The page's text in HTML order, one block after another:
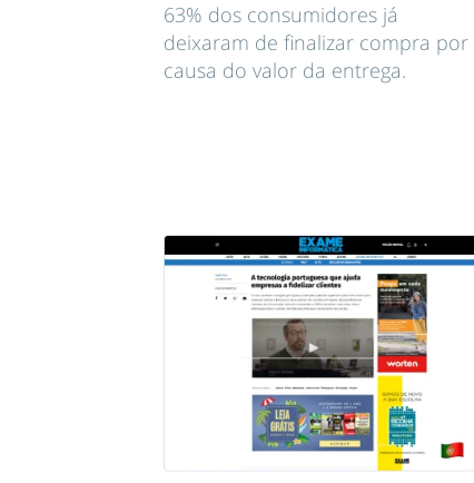
63% dos consumidores já
deixaram de finalizar compra por
causa do valor da entrega.